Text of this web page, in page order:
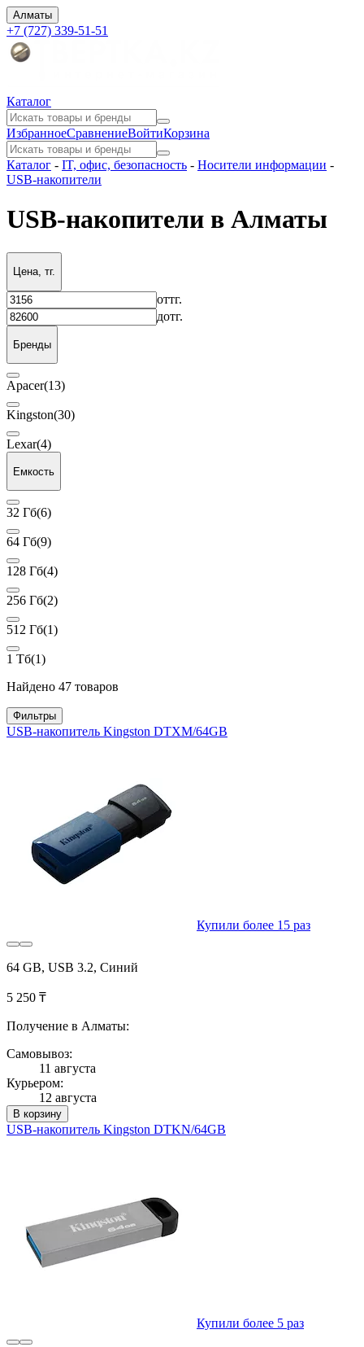
Алматы
+7 (727) 339-51-51
Каталог
ИзбранноеСравнениеВойтиКорзина
Каталог - IT, офис, безопасность - Носители информации -
USB-накопители
USB-накопители в Алматы
Цена, тг.
оттг.
дотг.
Бренды
Apacer(13)
Kingston(30)
Lexar(4)
Емкость
32 Гб(6)
64 Гб(9)
128 Гб(4)
256 Гб(2)
512 Гб(1)
1 Тб(1)
Найдено 47 товаров
Фильтры
USB-накопитель Kingston DTXM/64GB
Купили более 15 раз
64 GB, USB 3.2, Синий
5 250 ₸
Получение в Алматы:
Самовывоз:
11 августа
Курьером:
12 августа
В корзину
USB-накопитель Kingston DTKN/64GB
Купили более 5 раз